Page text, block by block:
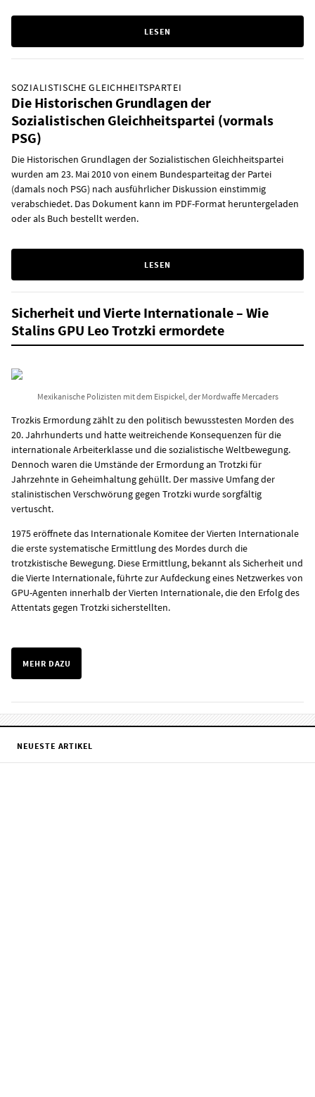
LESEN
SOZIALISTISCHE GLEICHHEITSPARTEI
Die Historischen Grundlagen der
Sozialistischen Gleichheitspartei (vormals
PSG)
Die Historischen Grundlagen der Sozialistischen Gleichheitspartei
wurden am 23. Mai 2010 von einem Bundesparteitag der Partei
(damals noch PSG) nach ausführlicher Diskussion einstimmig
verabschiedet. Das Dokument kann im PDF-Format heruntergeladen
oder als Buch bestellt werden.
LESEN
Sicherheit und Vierte Internationale – Wie
Stalins GPU Leo Trotzki ermordete
Mexikanische Polizisten mit dem Eispickel, der Mordwaffe Mercaders
Trozkis Ermordung zählt zu den politisch bewusstesten Morden des
20. Jahrhunderts und hatte weitreichende Konsequenzen für die
internationale Arbeiterklasse und die sozialistische Weltbewegung.
Dennoch waren die Umstände der Ermordung an Trotzki für
Jahrzehnte in Geheimhaltung gehüllt. Der massive Umfang der
stalinistischen Verschwörung gegen Trotzki wurde sorgfältig
vertuscht.
1975 eröffnete das Internationale Komitee der Vierten Internationale
die erste systematische Ermittlung des Mordes durch die
trotzkistische Bewegung. Diese Ermittlung, bekannt als Sicherheit und
die Vierte Internationale, führte zur Aufdeckung eines Netzwerkes von
GPU-Agenten innerhalb der Vierten Internationale, die den Erfolg des
Attentats gegen Trotzki sicherstellten.
MEHR DAZU
NEUESTE ARTIKEL